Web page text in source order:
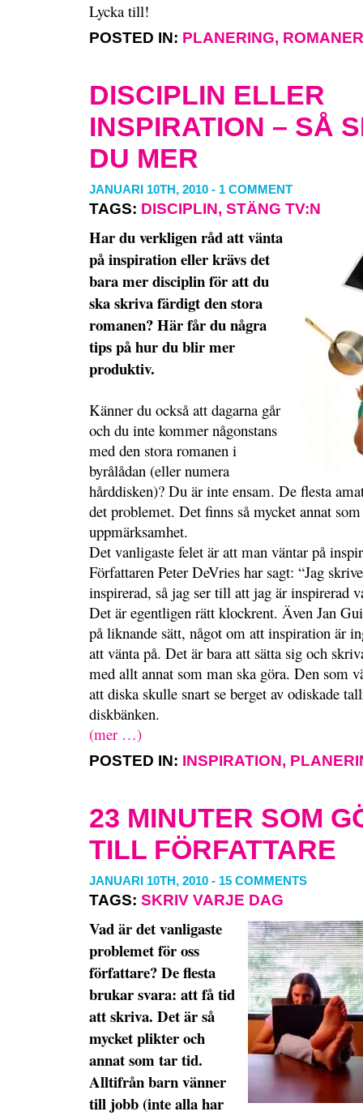
Lycka till!
POSTED IN: PLANERING, ROMANER
DISCIPLIN ELLER
INSPIRATION – SÅ
DU MER
JANUARI 10TH, 2010 - 1 COMMENT
TAGS: DISCIPLIN, STÄNG TV:N
Har du verkligen råd att vänta
på inspiration eller krävs det
bara mer disciplin för att du
ska skriva färdigt den stora
romanen? Här får du några
tips på hur du blir mer
produktiv.
Känner du också att dagarna går
och du inte kommer någonstans
med den stora romanen i
byrålådan (eller numera
hårddisken)? Du är inte ensam. De flesta
det problemet. Det finns så mycket annat
uppmärksamhet.
Det vanligaste felet är att man väntar på
Författaren Peter DeVries har sagt: “Jag
inspirerad, så jag ser till att jag är inspirerad
Det är egentligen rätt klockrent. Även Jan
på liknande sätt, något om att inspiration är
att vänta på. Det är bara att sätta sig och
med allt annat som man ska göra. Den som
att diska skulle snart se berget av odiskade
diskbänken.
(mer …)
POSTED IN: INSPIRATION,
23 MINUTER SOM
TILL FÖRFATTARE
JANUARI 10TH, 2010 - 15 COMMENTS
TAGS: SKRIV VARJE DAG
Vad är det vanligaste
problemet för oss
författare? De flesta
brukar svara: att få tid
att skriva. Det är så
mycket plikter och
annat som tar tid.
Alltifrån barn vänner
till jobb (inte alla har